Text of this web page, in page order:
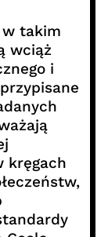
takim
wciąż
i
kręgach